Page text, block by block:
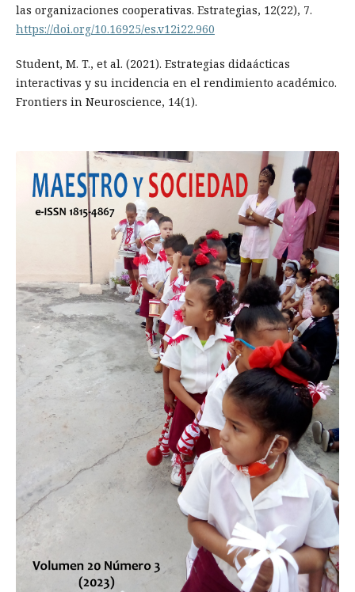
las organizaciones cooperativas. Estrategias, 12(22), 7.
https://doi.org/10.16925/es.v12i22.960
Student, M. T., et al. (2021). Estrategias didaácticas
interactivas y su incidencia en el rendimiento académico.
Frontiers in Neuroscience, 14(1).